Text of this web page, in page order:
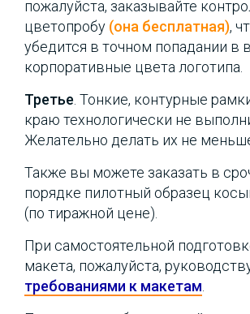
пожалуйста, заказывайте
цветопробу (она бесплатная),
убедится в точном попадании в
корпоративные цвета логотипа.
Третье. Тонкие, контурные
краю технологически не
Желательно делать их не
Также вы можете заказать в
порядке пилотный образец
(по тиражной цене).
При самостоятельной
макета, пожалуйста,
требованиями к макетам.